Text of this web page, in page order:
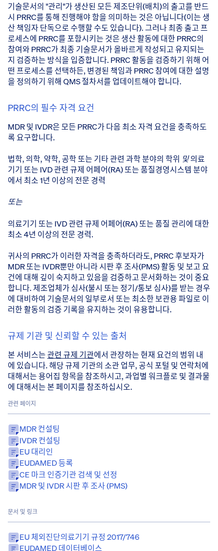
기술문서의 "관리"가 생산된 모든 제조단위(배치)의 출고를 반드
시 PRRC를 통해 진행해야 함을 의미하는 것은 아닙니다(이는 생
산 책임자 단독으로 수행할 수도 있습니다). 그러나 최종 출고 프
로세스에 PRRC를 포함시키는 것은 생산 활동에 대한 PRRC의
참여와 PRRC가 최종 기술문서가 올바르게 작성되고 유지되는
지 검증하는 방식을 입증합니다. PRRC 활동을 검증하기 위해 어
떤 프로세스를 선택하든, 변경된 책임과 PRRC 참여에 대한 설명
을 정의하기 위해 QMS 절차서를 업데이트해야 합니다.
PRRC의 필수 자격 요건
MDR 및 IVDR은 모든 PRRC가 다음 최소 자격 요건을 충족하도
록 요구합니다.
법학, 의학, 약학, 공학 또는 기타 관련 과학 분야의 학위 및의료
기기 또는 IVD 관련 규제 어페어(RA) 또는 품질경영시스템 분야
에서 최소 1년 이상의 전문 경력
또는
의료기기 또는 IVD 관련 규제 어페어(RA) 또는 품질 관리에 대한
최소 4년 이상의 전문 경력.
귀사의 PRRC가 이러한 자격을 충족하더라도, PRRC 후보자가
MDR 또는 IVDR뿐만 아니라 시판 후 조사(PMS) 활동 및 보고 요
건에 대해 깊이 숙지하고 있음을 검증하고 문서화하는 것이 중요
합니다. 제조업체가 심사(불시 또는 정기/통보 심사)를 받는 경우
에 대비하여 기술문서의 일부로서 또는 최소한 보관용 파일로 이
러한 활동의 검증 기록을 유지하는 것이 유용합니다.
규제 기관 및 신뢰할 수 있는 출처
본 서비스는관련 규제 기관에서 관장하는 현재 요건의 범위 내
에 있습니다. 해당 규제 기관의 소관 업무, 공식 포털 및 연락처에
대해서는 용어집 항목을 참조하시고, 과업별 워크플로 및 결과물
에 대해서는 본 페이지를 참조하십시오.
관련 페이지
MDR 컨설팅
IVDR 컨설팅
EU 대리인
EUDAMED 등록
CE 마크 인증기관 검색 및 선정
MDR 및 IVDR 시판 후 조사 (PMS)
문서 및 링크
EU 체외진단의료기기 규정 2017/746
EUDAMED 데이터베이스